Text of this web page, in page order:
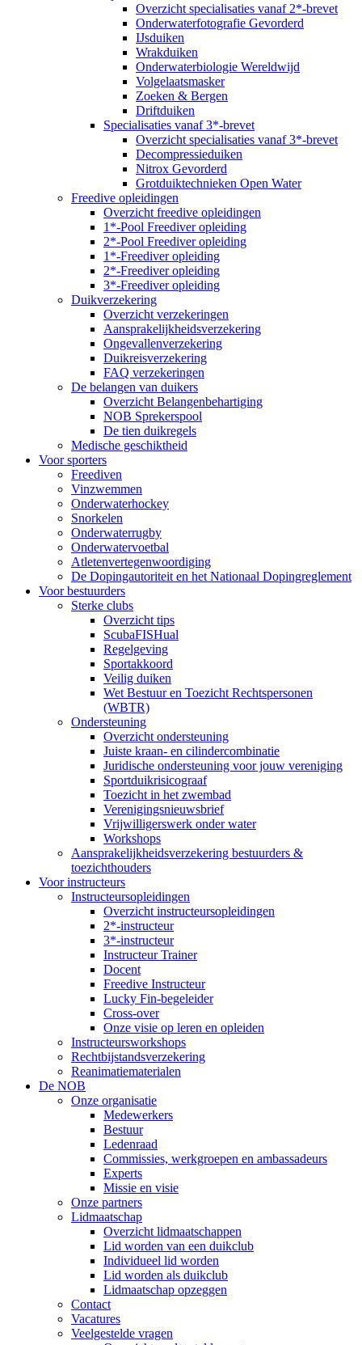
Overzicht specialisaties vanaf 2*-brevet
Onderwaterfotografie Gevorderd
IJsduiken
Wrakduiken
Onderwaterbiologie Wereldwijd
Volgelaatsmasker
Zoeken & Bergen
Driftduiken
Specialisaties vanaf 3*-brevet
Overzicht specialisaties vanaf 3*-brevet
Decompressieduiken
Nitrox Gevorderd
Grotduiktechnieken Open Water
Freedive opleidingen
Overzicht freedive opleidingen
1*-Pool Freediver opleiding
2*-Pool Freediver opleiding
1*-Freediver opleiding
2*-Freediver opleiding
3*-Freediver opleiding
Duikverzekering
Overzicht verzekeringen
Aansprakelijkheidsverzekering
Ongevallenverzekering
Duikreisverzekering
FAQ verzekeringen
De belangen van duikers
Overzicht Belangenbehartiging
NOB Sprekerspool
De tien duikregels
Medische geschiktheid
Voor sporters
Freediven
Vinzwemmen
Onderwaterhockey
Snorkelen
Onderwaterrugby
Onderwatervoetbal
Atletenvertegenwoordiging
De Dopingautoriteit en het Nationaal Dopingreglement
Voor bestuurders
Sterke clubs
Overzicht tips
ScubaFISHual
Regelgeving
Sportakkoord
Veilig duiken
Wet Bestuur en Toezicht Rechtspersonen
(WBTR)
Ondersteuning
Overzicht ondersteuning
Juiste kraan- en cilindercombinatie
Juridische ondersteuning voor jouw vereniging
Sportduikrisicograaf
Toezicht in het zwembad
Verenigingsnieuwsbrief
Vrijwilligerswerk onder water
Workshops
Aansprakelijkheidsverzekering bestuurders &
toezichthouders
Voor instructeurs
Instructeursopleidingen
Overzicht instructeursopleidingen
2*-instructeur
3*-instructeur
Instructeur Trainer
Docent
Freedive Instructeur
Lucky Fin-begeleider
Cross-over
Onze visie op leren en opleiden
Instructeursworkshops
Rechtbijstandsverzekering
Reanimatiematerialen
De NOB
Onze organisatie
Medewerkers
Bestuur
Ledenraad
Commissies, werkgroepen en ambassadeurs
Experts
Missie en visie
Onze partners
Lidmaatschap
Overzicht lidmaatschappen
Lid worden van een duikclub
Individueel lid worden
Lid worden als duikclub
Lidmaatschap opzeggen
Contact
Vacatures
Veelgestelde vragen